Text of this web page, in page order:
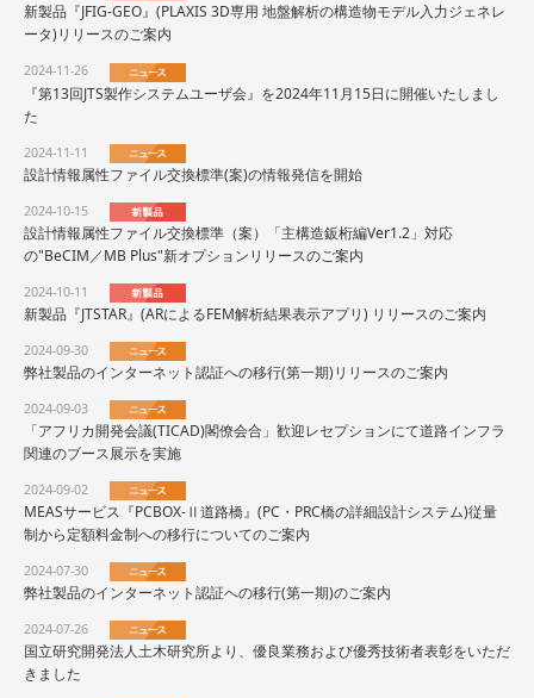
新製品『JFIG-GEO』(PLAXIS 3D専用 地盤解析の構造物モデル入力ジェネレ
ータ)リリースのご案内
2024-11-26
『第13回JTS製作システムユーザ会』を2024年11月15日に開催いたしまし
た
2024-11-11
設計情報属性ファイル交換標準(案)の情報発信を開始
2024-10-15
設計情報属性ファイル交換標準（案）「主構造鈑桁編Ver1.2」対応
の"BeCIM／MB Plus"新オプションリリースのご案内
2024-10-11
新製品『JTSTAR』(ARによるFEM解析結果表示アプリ) リリースのご案内
2024-09-30
弊社製品のインターネット認証への移行(第一期)リリースのご案内
2024-09-03
「アフリカ開発会議(TICAD)閣僚会合」歓迎レセプションにて道路インフラ
関連のブース展示を実施
2024-09-02
MEASサービス『PCBOX-Ⅱ道路橋』(PC・PRC橋の詳細設計システム)従量
制から定額料金制への移行についてのご案内
2024-07-30
弊社製品のインターネット認証への移行(第一期)のご案内
2024-07-26
国立研究開発法人土木研究所より、優良業務および優秀技術者表彰をいただ
きました